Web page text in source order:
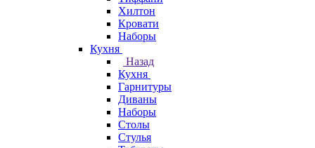
Хилтон
Кровати
Наборы
Кухня
Назад
Кухня
Гарнитуры
Диваны
Наборы
Столы
Стулья